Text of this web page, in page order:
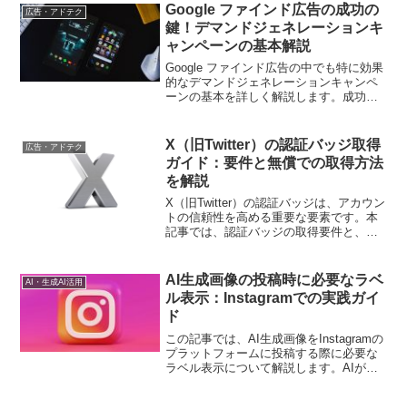
広告・アドテク
Google ファインド広告の成功の
鍵！デマンドジェネレーションキ
ャンペーンの基本解説
Google ファインド広告の中でも特に効果
的なデマンドジェネレーションキャンペ
ーンの基本を詳しく解説します。成功に
強い武器として活用しましょう。
広告・アドテク
X（旧Twitter）の認証バッジ取得
ガイド：要件と無償での取得方法
を解説
X（旧Twitter）の認証バッジは、アカウン
トの信頼性を高める重要な要素です。本
記事では、認証バッジの取得要件と、無
AI・生成AI活用
AI生成画像の投稿時に必要なラベ
ル表示：Instagramでの実践ガイ
ド
この記事では、AI生成画像をInstagramの
プラットフォームに投稿する際に必要な
ラベル表示について解説します。AIが生